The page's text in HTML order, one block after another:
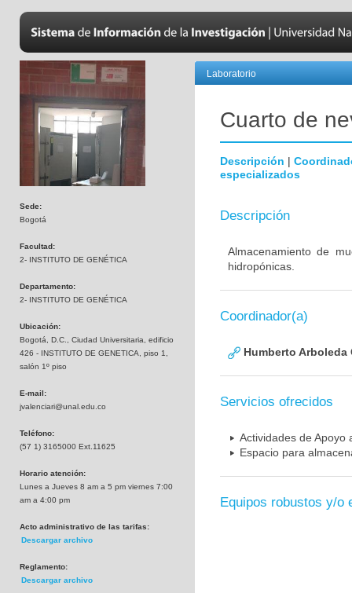
Sede:
Bogotá
Facultad:
2- INSTITUTO DE GENÉTICA
Departamento:
2- INSTITUTO DE GENÉTICA
Ubicación:
Bogotá, D.C., Ciudad Universitaria, edificio
426 - INSTITUTO DE GENETICA, piso 1,
salón 1º piso
E-mail:
jvalenciari@unal.edu.co
Teléfono:
(57 1) 3165000 Ext.11625
Horario atención:
Lunes a Jueves 8 am a 5 pm viernes 7:00
am a 4:00 pm
Acto administrativo de las tarifas:
Descargar archivo
Reglamento:
Descargar archivo
Laboratorio
Cuarto de
Descripción |
especializados
Descripción
Almacenamiento de
hidropónicas.
Coordinador(a)
Humberto Arboleda
Servicios ofrecidos
Actividades de Apoyo
Espacio para
Equipos robustos y/o